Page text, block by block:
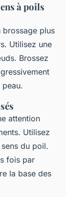
à poils
brossage plus
Utilisez une
Brossez
attention
Utilisez
du poil.
fois par
la base des